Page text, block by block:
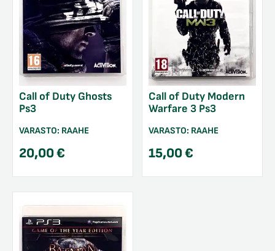
Call of Duty Ghosts
Ps3
VARASTO: RAAHE
20,00€
Call of Duty Modern
Warfare 3 Ps3
VARASTO: RAAHE
15,00€